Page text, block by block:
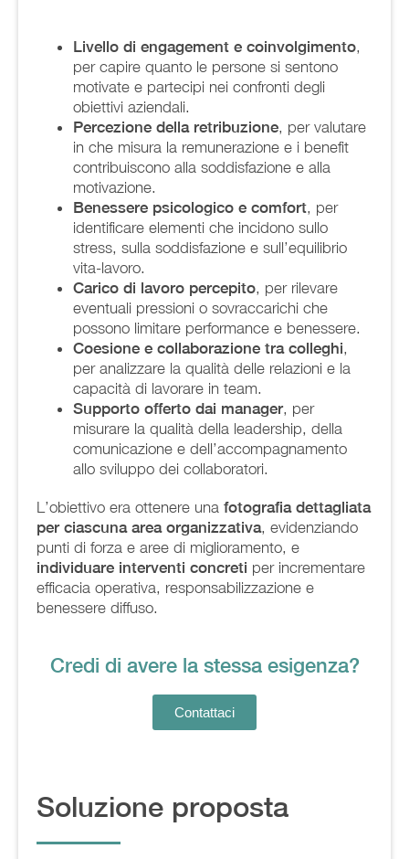
Livello di engagement e coinvolgimento,
per capire quanto le persone si sentono
motivate e partecipi nei confronti degli
obiettivi aziendali.
Percezione della retribuzione, per valutare
in che misura la remunerazione e i benefit
contribuiscono alla soddisfazione e alla
motivazione.
Benessere psicologico e comfort, per
identificare elementi che incidono sullo
stress, sulla soddisfazione e sull’equilibrio
vita-lavoro.
Carico di lavoro percepito, per rilevare
eventuali pressioni o sovraccarichi che
possono limitare performance e benessere.
Coesione e collaborazione tra colleghi,
per analizzare la qualità delle relazioni e la
capacità di lavorare in team.
Supporto offerto dai manager, per
misurare la qualità della leadership, della
comunicazione e dell’accompagnamento
allo sviluppo dei collaboratori.
L’obiettivo era ottenere una fotografia dettagliata
per ciascuna area organizzativa, evidenziando
punti di forza e aree di miglioramento, e
individuare interventi concreti per incrementare
efficacia operativa, responsabilizzazione e
benessere diffuso.
Credi di avere la stessa esigenza?
Contattaci
Soluzione proposta